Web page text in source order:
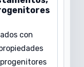
con